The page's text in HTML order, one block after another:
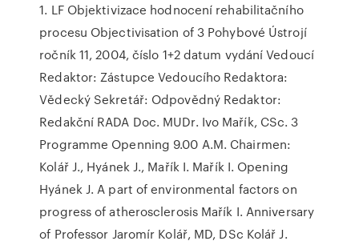
1. LF Objektivizace hodnocení rehabilitačního
procesu Objectivisation of 3 Pohybové Ústrojí
ročník 11, 2004, číslo 1+2 datum vydání Vedoucí
Redaktor: Zástupce Vedoucího Redaktora:
Vědecký Sekretář: Odpovědný Redaktor:
Redakční RADA Doc. MUDr. Ivo Mařík, CSc. 3
Programme Openning 9.00 A.M. Chairmen:
Kolář J., Hyánek J., Mařík I. Mařík I. Opening
Hyánek J. A part of environmental factors on
progress of atherosclerosis Mařík I. Anniversary
of Professor Jaromír Kolář, MD, DSc Kolář J.